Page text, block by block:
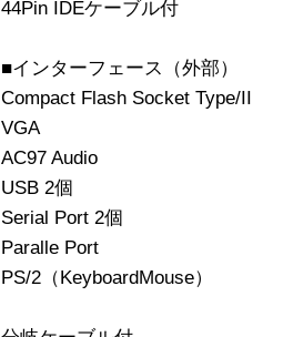
44Pin IDEケーブル付
■インターフェース（外部）
Compact Flash Socket Type/II
VGA
AC97 Audio
USB 2個
Serial Port 2個
Paralle Port
PS/2（KeyboardMouse）